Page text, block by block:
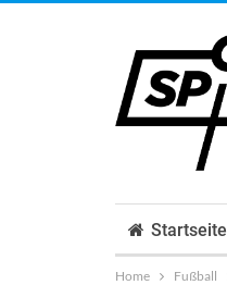
Startseite
Home Fußball